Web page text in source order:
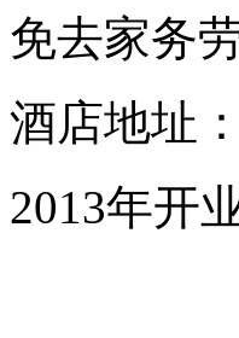
免去家务
酒店地址
2013年开